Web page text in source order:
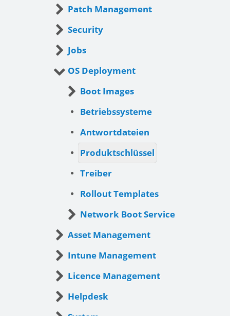
Patch Management
Security
Jobs
OS Deployment
Boot Images
Betriebssysteme
Antwortdateien
Produktschlüssel
Treiber
Rollout Templates
Network Boot Service
Asset Management
Intune Management
Licence Management
Helpdesk